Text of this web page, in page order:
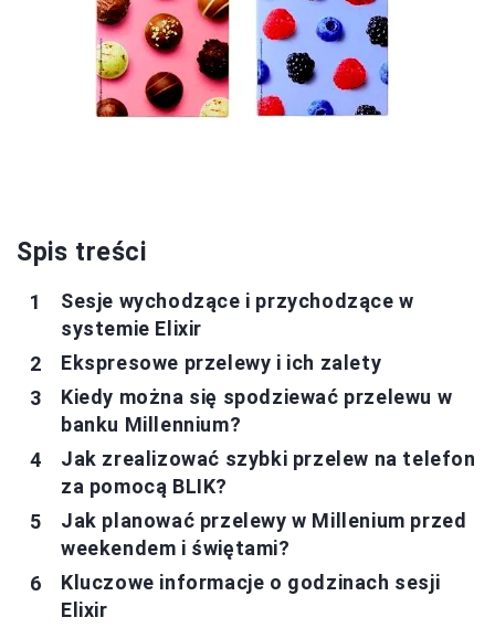
Spis treści
Sesje wychodzące i przychodzące w
systemie Elixir
Ekspresowe przelewy i ich zalety
Kiedy można się spodziewać przelewu w
banku Millennium?
Jak zrealizować szybki przelew na telefon
za pomocą BLIK?
Jak planować przelewy w Millenium przed
weekendem i świętami?
Kluczowe informacje o godzinach sesji
Elixir